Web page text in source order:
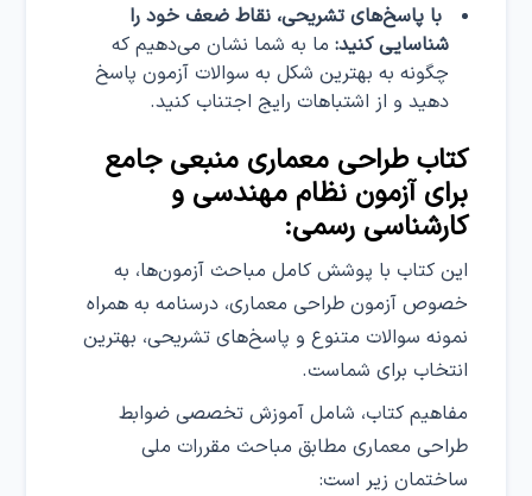
با پاسخ‌های تشریحی، نقاط ضعف خود را
شناسایی کنید: ما به شما نشان می‌دهیم که
چگونه به بهترین شکل به سوالات آزمون پاسخ
دهید و از اشتباهات رایج اجتناب کنید.
کتاب طراحی معماری منبعی جامع
برای آزمون نظام مهندسی و
کارشناسی رسمی:
این کتاب با پوشش کامل مباحث آزمون‌ها، به
خصوص آزمون طراحی معماری، درسنامه به همراه
نمونه سوالات متنوع و پاسخ‌های تشریحی، بهترین
انتخاب برای شماست.
مفاهیم کتاب، شامل آموزش تخصصی ضوابط
طراحی معماری مطابق مباحث مقررات ملی
ساختمان زیر است: